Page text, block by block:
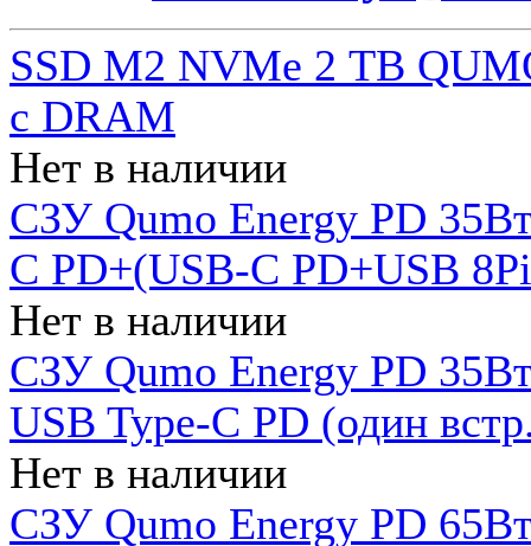
SSD M2 NVMe 2 ТB
c DRAM
Нет в наличии
СЗУ Qumo Energy PD
C PD+(USB-C PD+USB
Нет в наличии
СЗУ Qumo Energy PD
USB Type-C PD (один
Нет в наличии
СЗУ Qumo Energy PD